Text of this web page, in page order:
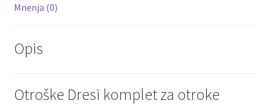
Mnenja (0)
Opis
Otroške Dresi komplet za otroke